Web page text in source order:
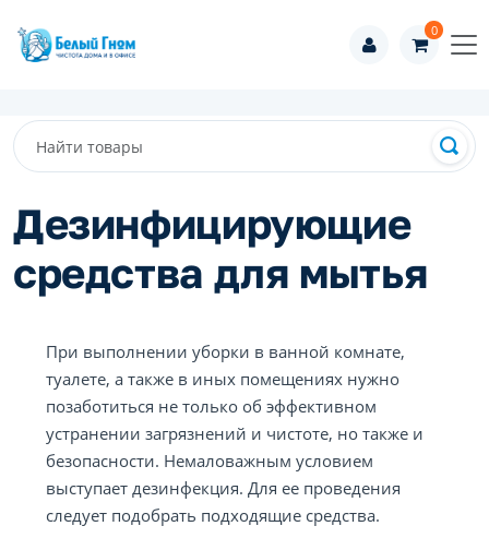
0
Дезинфицирующие
средства для мытья
При выполнении уборки в ванной комнате,
туалете, а также в иных помещениях нужно
позаботиться не только об эффективном
устранении загрязнений и чистоте, но также и
безопасности. Немаловажным условием
выступает дезинфекция. Для ее проведения
следует подобрать подходящие средства.